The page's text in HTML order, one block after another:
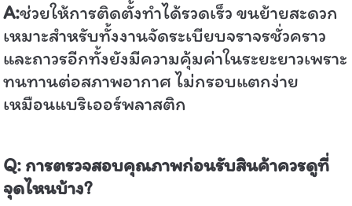
A:ช่วยให้การติดตั้งทำได้รวดเร็ว ขนย้ายสะดวก
เหมาะสำหรับทั้งงานจัดระเบียบจราจรชั่วคราว
และถาวรอีกทั้งยังมีความคุ้มค่าในระยะยาวเพราะ
ทนทานต่อสภาพอากาศ ไม่กรอบแตกง่าย
เหมือนแบริเออร์พลาสติก
Q: การตรวจสอบคุณภาพก่อนรับสินค้าควรดูที่
จุดไหนบ้าง?